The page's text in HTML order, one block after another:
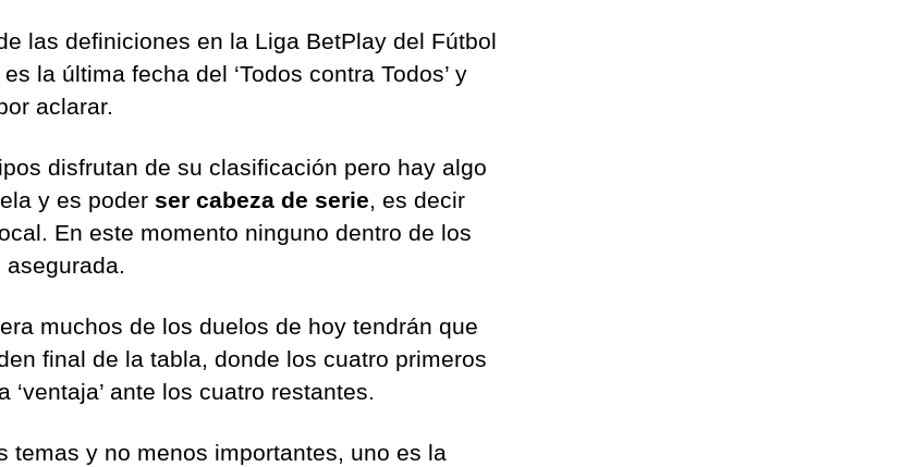
las definiciones en la Liga BetPlay del Fútbol
la última fecha del ‘Todos contra Todos’ y
aclarar.
disfrutan de su clasificación pero hay algo
y es poder ser cabeza de serie, es decir
En este momento ninguno dentro de los
muchos de los duelos de hoy tendrán que
final de la tabla, donde los cuatro primeros
‘ventaja’ ante los cuatro restantes.
temas y no menos importantes, uno es la